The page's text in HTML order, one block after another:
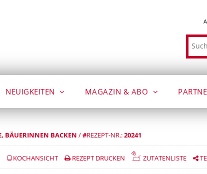
NEUIGKEITEN MAGAZIN & ABO
BÄUERINNEN BACKEN /#REZEPT-NR.:20241
KOCHANSICHT REZEPT DRUCKEN ZUTATENLISTE